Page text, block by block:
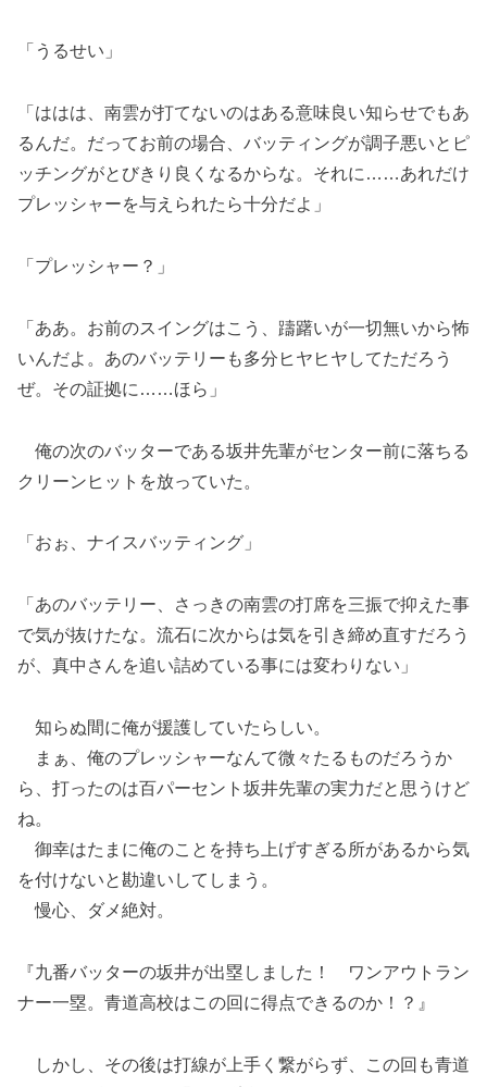
「うるせい」
「ははは、南雲が打てないのはある意味良い知らせでもあ
るんだ。だってお前の場合、バッティングが調子悪いとピ
ッチングがとびきり良くなるからな。それに……あれだけ
プレッシャーを与えられたら十分だよ」
「プレッシャー？」
「ああ。お前のスイングはこう、躊躇いが一切無いから怖
いんだよ。あのバッテリーも多分ヒヤヒヤしてただろう
ぜ。その証拠に……ほら」
俺の次のバッターである坂井先輩がセンター前に落ちる
クリーンヒットを放っていた。
「おぉ、ナイスバッティング」
「あのバッテリー、さっきの南雲の打席を三振で抑えた事
で気が抜けたな。流石に次からは気を引き締め直すだろう
が、真中さんを追い詰めている事には変わりない」
知らぬ間に俺が援護していたらしい。
まぁ、俺のプレッシャーなんて微々たるものだろうか
ら、打ったのは百パーセント坂井先輩の実力だと思うけど
ね。
御幸はたまに俺のことを持ち上げすぎる所があるから気
を付けないと勘違いしてしまう。
慢心、ダメ絶対。
『九番バッターの坂井が出塁しました！ ワンアウトラン
ナー一塁。青道高校はこの回に得点できるのか！？』
しかし、その後は打線が上手く繋がらず、この回も青道